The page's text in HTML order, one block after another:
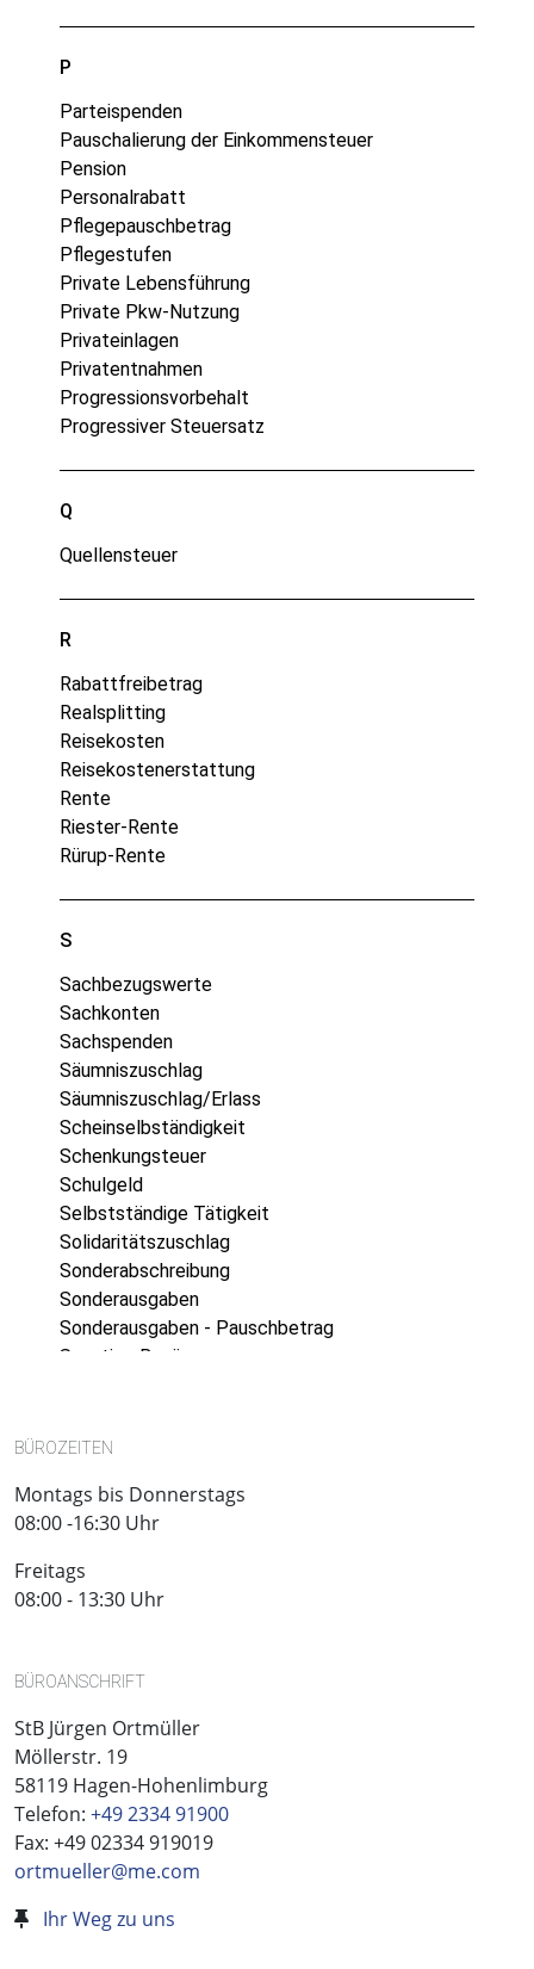
BÜROZEITEN
Montags bis Donnerstags
08:00 -16:30 Uhr
Freitags
08:00 - 13:30 Uhr
BÜROANSCHRIFT
StB Jürgen Ortmüller
Möllerstr. 19
58119 Hagen-Hohenlimburg
Telefon: +49 2334 91900
Fax: +49 02334 919019
ortmueller@me.com
Ihr Weg zu uns